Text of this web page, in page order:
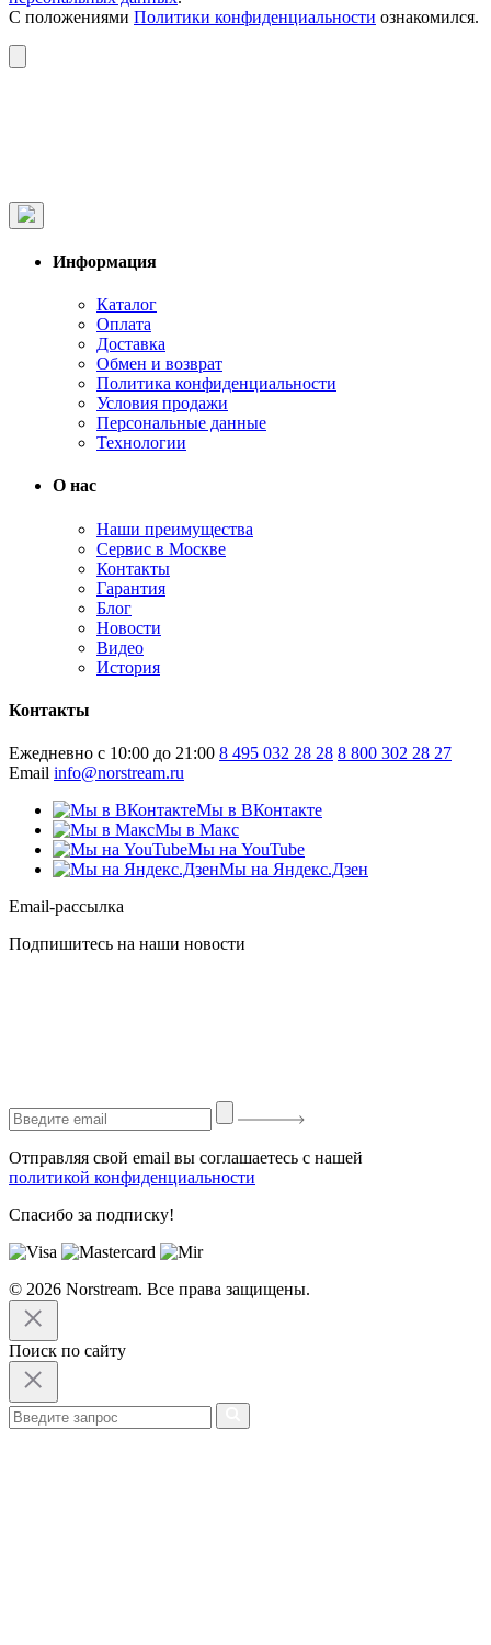
С положениями Политики конфиденциальности ознакомился.
Информация
Каталог
Оплата
Доставка
Обмен и возврат
Политика конфиденциальности
Условия продажи
Персональные данные
Технологии
О нас
Наши преимущества
Сервис в Москве
Контакты
Гарантия
Блог
Новости
Видео
История
Контакты
Ежедневно с 10:00 до 21:00 8 495 032 28 28 8 800 302 28 27
Email info@norstream.ru
Мы в ВКонтакте
Мы в Макс
Мы на YouTube
Мы на Яндекс.Дзен
Email-рассылка
Подпишитесь на наши новости
Отправляя свой email вы соглашаетесь с нашей
политикой конфиденциальности
Спасибо за подписку!
© 2026 Norstream. Все права защищены.
Поиск по сайту